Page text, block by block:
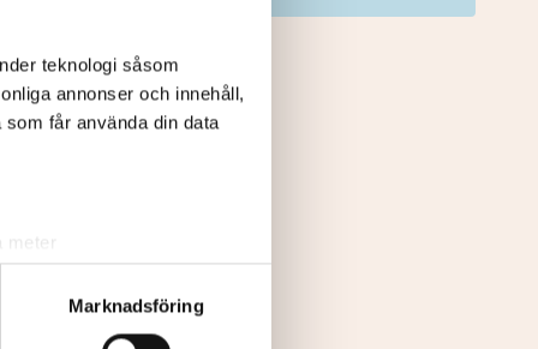
teknologi såsom
annonser och innehåll,
får använda din data
meter
. Du kan ändra
Marknadsföring